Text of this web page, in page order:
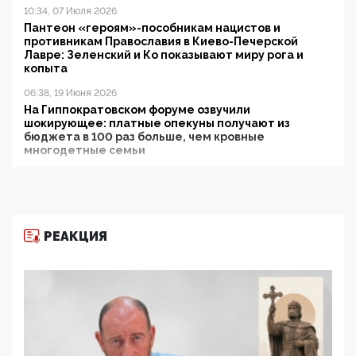
10:34, 07 Июля 2026
Пантеон «героям»-пособникам нацистов и
противникам Православия в Киево-Печерской
Лавре: Зеленский и Ко показывают миру рога и
копыта
06:38, 19 Июня 2026
На Гиппократовском форуме озвучили
шокирующее: платные опекуны получают из
бюджета в 100 раз больше, чем кровные
многодетные семьи
11:53, 09 Июня 2026
деятельность ИИТО ЮНЕСКО в России, но
цифроглобалисты продолжают определять
повестку в образовании
09:43, 01 Июня 2026
5G за счет здоровья граждан: Минцифры намерено
РЕАКЦИЯ